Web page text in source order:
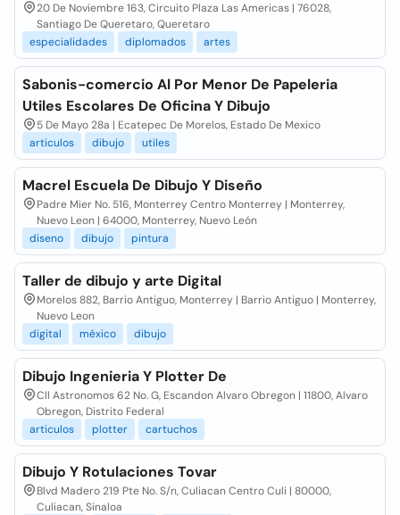
20 De Noviembre 163, Circuito Plaza Las Americas | 76028,
Santiago De Queretaro, Queretaro
especialidades
diplomados artes
Sabonis-comercio Al Por Menor De Papeleria
Utiles Escolares De Oficina Y Dibujo
5 De Mayo 28a | Ecatepec De Morelos, Estado De Mexico
articulos
dibujo utiles
Macrel Escuela De Dibujo Y Diseño
Padre Mier No. 516, Monterrey Centro Monterrey | Monterrey,
Nuevo Leon | 64000, Monterrey, Nuevo León
diseno
dibujo pintura
Taller de dibujo y arte Digital
Morelos 882, Barrio Antiguo, Monterrey | Barrio Antiguo | Monterrey,
Nuevo Leon
digital
méxico dibujo
Dibujo Ingenieria Y Plotter De
Cll Astronomos 62 No. G, Escandon Alvaro Obregon | 11800, Alvaro
Obregon, Distrito Federal
articulos
plotter cartuchos
Dibujo Y Rotulaciones Tovar
Blvd Madero 219 Pte No. S/n, Culiacan Centro Culi | 80000,
Culiacan, Sinaloa